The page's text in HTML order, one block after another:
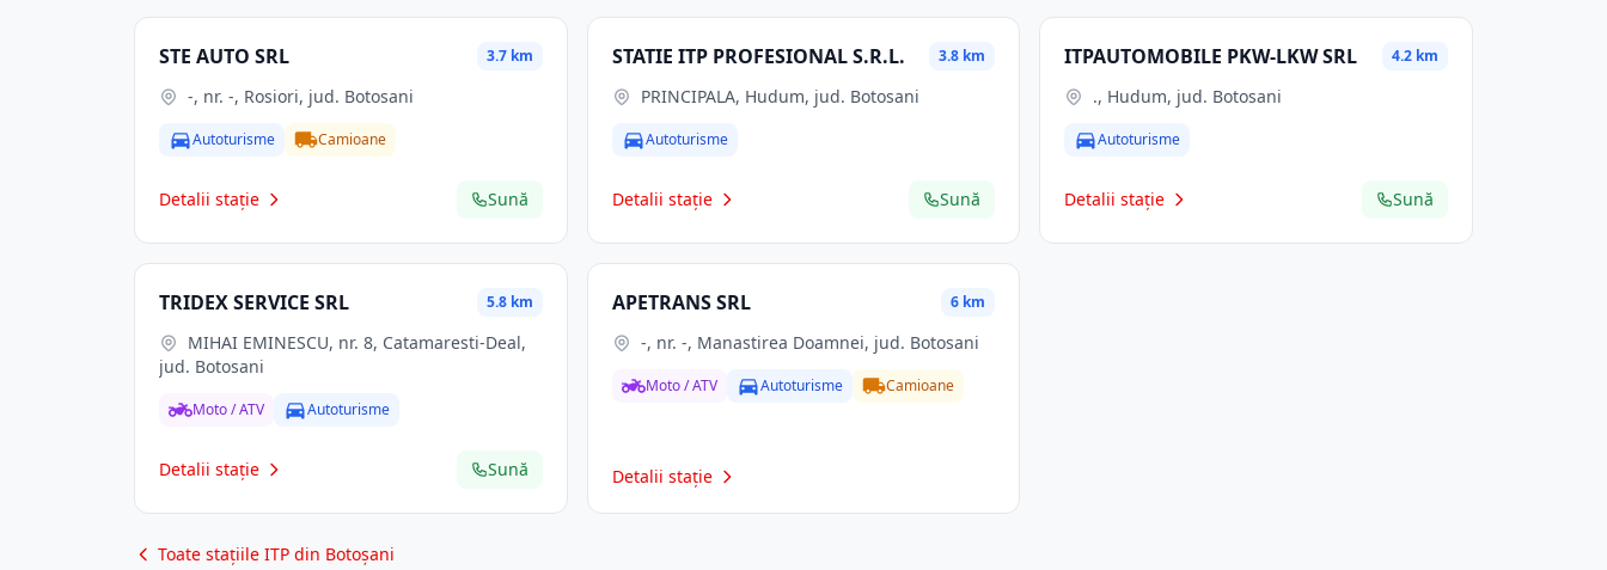
STE AUTO SRL 3.7 km
-, nr. -, Rosiori, jud. Botosani
Autoturisme Camioane
Detalii stație Sună
STATIE ITP PROFESIONAL S.R.L. 3.8 km
PRINCIPALA, Hudum, jud. Botosani
Autoturisme
Detalii stație Sună
ITPAUTOMOBILE PKW-LKW SRL 4.2 km
., Hudum, jud. Botosani
Autoturisme
Detalii stație Sună
TRIDEX SERVICE SRL 5.8 km
jud. Botosani
Moto / ATV Autoturisme
Detalii stație Sună
APETRANS SRL 6 km
-, nr. -, Manastirea Doamnei, jud. Botosani
Moto / ATV Autoturisme Camioane
Detalii stație
Toate stațiile ITP din Botoșani